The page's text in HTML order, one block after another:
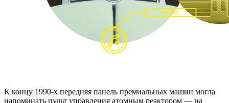
К концу 1990-х передняя панель премиальных машин могла
напоминать пульт управления атомным реактором — на